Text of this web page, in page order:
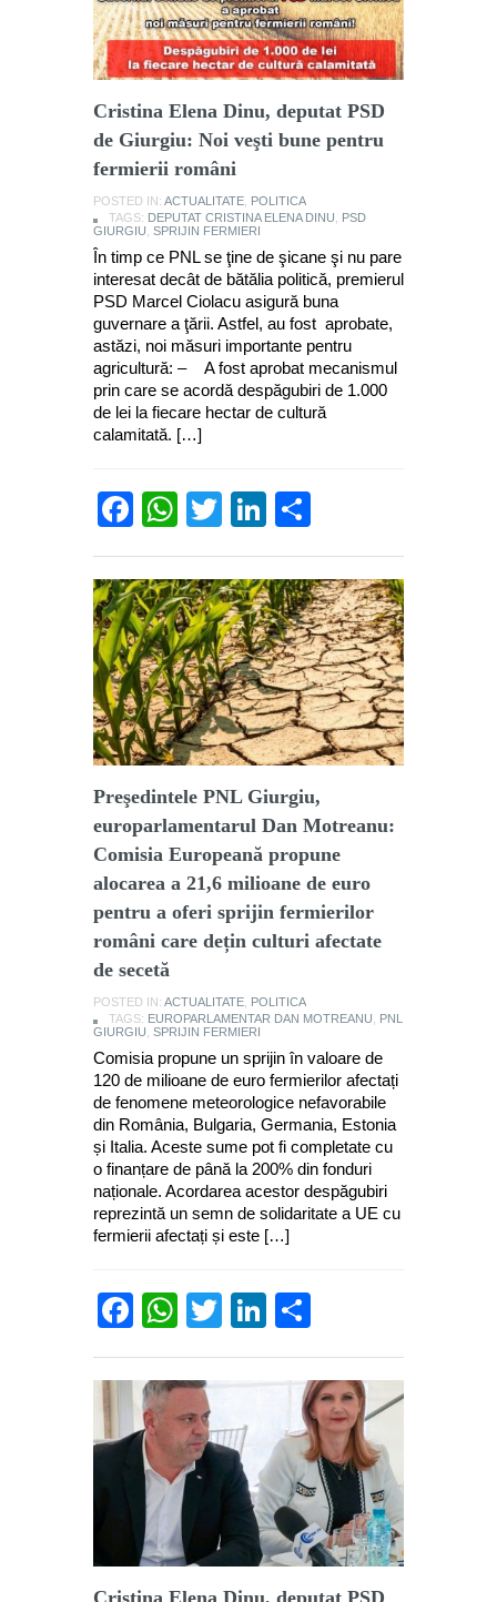
Cristina Elena Dinu, deputat PSD
de Giurgiu: Noi veşti bune pentru
fermierii români
POSTED IN: ACTUALITATE POLITICA
TAGS: DEPUTAT CRISTINA ELENA DINU
PSD
GIURGIU SPRIJIN FERMIERI
În timp ce PNL se ţine de şicane şi nu pare
interesat decât de bătălia politică, premierul
PSD Marcel Ciolacu asigură buna
guvernare a ţării. Astfel, au fost aprobate,
astăzi, noi măsuri importante pentru
agricultură: – A fost aprobat mecanismul
prin care se acordă despăgubiri de 1.000
de lei la fiecare hectar de cultură
calamitată. […]
Facebook
WhatsApp
TwitterLinkedIn
Preşedintele PNL Giurgiu,
europarlamentarul Dan Motreanu:
Comisia Europeană propune
alocarea a 21,6 milioane de euro
pentru a oferi sprijin fermierilor
români care dețin culturi afectate
de secetă
POSTED IN: ACTUALITATE POLITICA
TAGS: EUROPARLAMENTAR DAN MOTREANU
PNL
GIURGIU SPRIJIN FERMIERI
Comisia propune un sprijin în valoare de
120 de milioane de euro fermierilor afectați
de fenomene meteorologice nefavorabile
din România, Bulgaria, Germania, Estonia
și Italia. Aceste sume pot fi completate cu
o finanțare de până la 200% din fonduri
naționale. Acordarea acestor despăgubiri
reprezintă un semn de solidaritate a UE cu
fermierii afectați și este […]
Facebook
WhatsApp
TwitterLinkedIn
Cristina Elena Dinu, deputat PSD